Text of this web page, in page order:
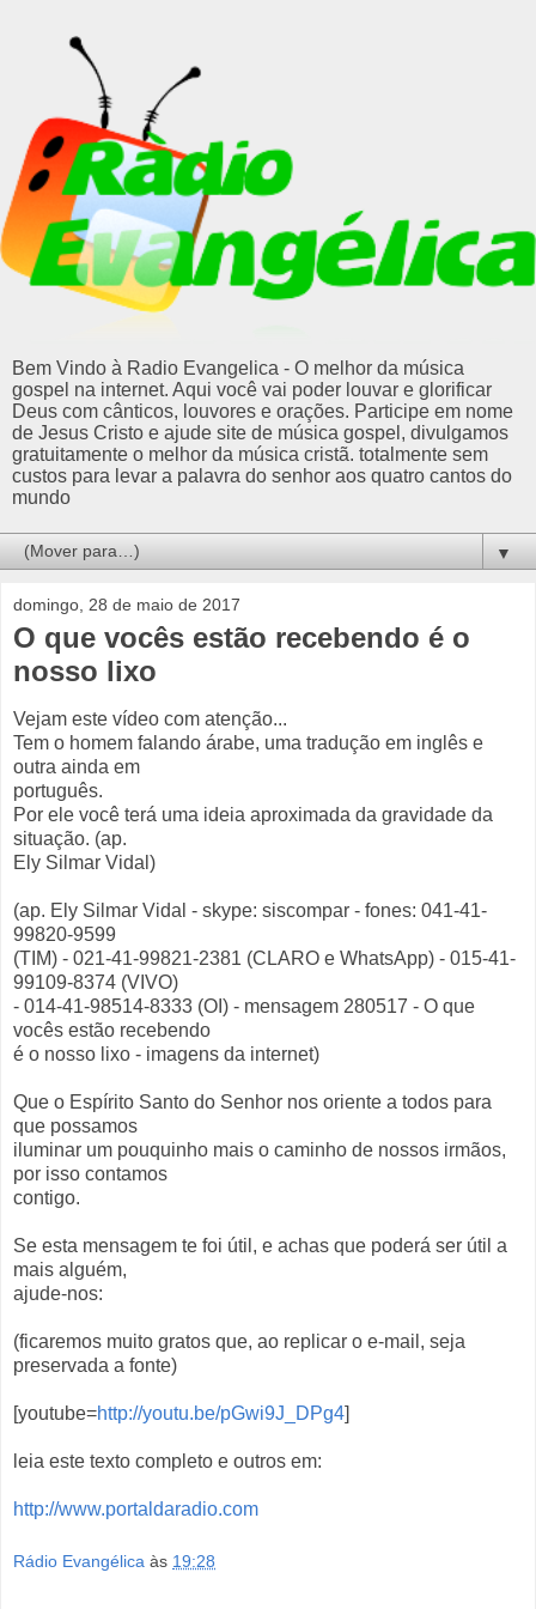
Bem Vindo à Radio Evangelica - O melhor da música
gospel na internet. Aqui você vai poder louvar e glorificar
Deus com cânticos, louvores e orações. Participe em nome
de Jesus Cristo e ajude site de música gospel, divulgamos
gratuitamente o melhor da música cristã. totalmente sem
custos para levar a palavra do senhor aos quatro cantos do
mundo
▼
domingo, 28 de maio de 2017
O que vocês estão recebendo é o
nosso lixo
Vejam este vídeo com atenção...
Tem o homem falando árabe, uma tradução em inglês e
outra ainda em
português.
Por ele você terá uma ideia aproximada da gravidade da
situação. (ap.
Ely Silmar Vidal)
(ap. Ely Silmar Vidal - skype: siscompar - fones: 041-41-
99820-9599
(TIM) - 021-41-99821-2381 (CLARO e WhatsApp) - 015-41-
99109-8374 (VIVO)
- 014-41-98514-8333 (OI) - mensagem 280517 - O que
vocês estão recebendo
é o nosso lixo - imagens da internet)
Que o Espírito Santo do Senhor nos oriente a todos para
que possamos
iluminar um pouquinho mais o caminho de nossos irmãos,
por isso contamos
contigo.
Se esta mensagem te foi útil, e achas que poderá ser útil a
mais alguém,
ajude-nos:
(ficaremos muito gratos que, ao replicar o e-mail, seja
preservada a fonte)
[youtube=http://youtu.be/pGwi9J_DPg4]
leia este texto completo e outros em:
http://www.portaldaradio.com
Rádio Evangélica às 19:28